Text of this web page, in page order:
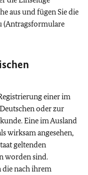
aus und fügen Sie die
(Antragsformulare
einer im
oder zur
Eine im Ausland
wirksam angesehen,
geltenden
worden sind.
die nach ihrem